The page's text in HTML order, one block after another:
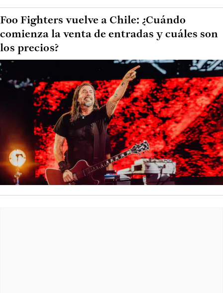
Foo Fighters vuelve a Chile: ¿Cuándo
comienza la venta de entradas y cuáles son
los precios?